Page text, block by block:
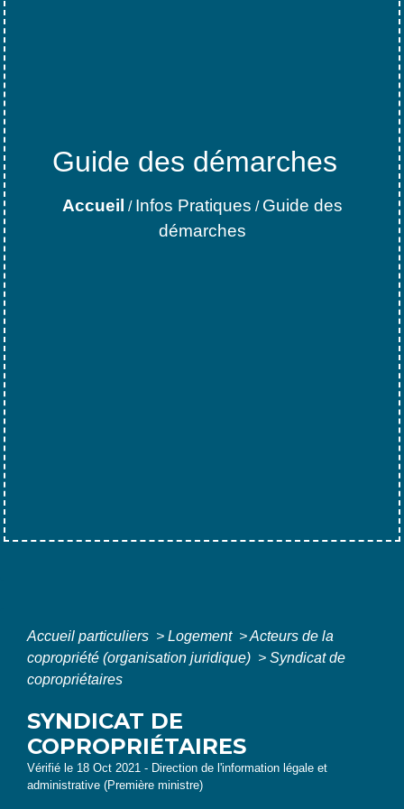
Guide des démarches
Accueil / Infos Pratiques / Guide des
démarches
Accueil particuliers > Logement >Acteurs de la
copropriété (organisation juridique) > Syndicat de
copropriétaires
SYNDICAT DE
COPROPRIÉTAIRES
Vérifié le 18 Oct 2021 - Direction de l'information légale et
administrative (Première ministre)